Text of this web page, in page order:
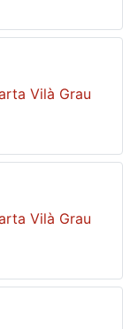
Vilà Grau
Vilà Grau